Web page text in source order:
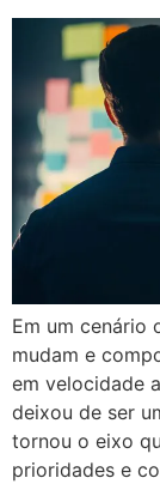
Em um cenário
mudam e
em velocidade
deixou de ser
tornou o eixo
prioridades e